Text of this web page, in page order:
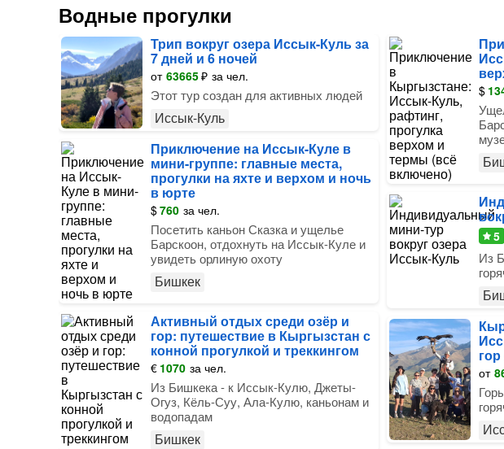
Водные прогулки
Трип вокруг озера Иссык-Куль за
7 дней и 6 ночей
от 63665₽ за чел.
Этот тур создан для активных людей
Иссык-Куль
Приключение на Иссык-Куле в
мини-группе: главные места,
прогулки на яхте и верхом и ночь
в юрте
$760 за чел.
Посетить каньон Сказка и ущелье
Барскоон, отдохнуть на Иссык-Куле и
увидеть орлиную охоту
Бишкек
Активный отдых среди озёр и
гор: путешествие в Кыргызстан с
конной прогулкой и треккингом
€ 1070 за чел.
Из Бишкека - к Иссык-Кулю, Джеты-
Огуз, Кёль-Суу, Ала-Кулю, каньонам и
водопадам
Бишкек
$
5
Из
от